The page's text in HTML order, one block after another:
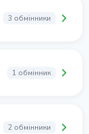
3 обмінники
1 обмінник
2 обмінники